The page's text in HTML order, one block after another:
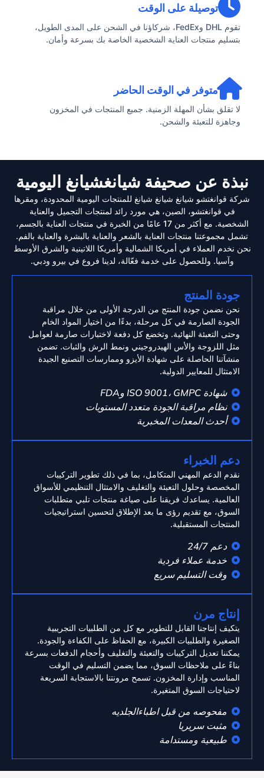
توصيلة على الوقت
تقوم DHL وFedEx، شركاؤنا في الشحن على المدى الطويل،
بتسليم منتجات العناية الشخصية الخاصة بك بسرعة وأمان.
متوفر في الوقت الحاضر
لا تقلق بشأن المهلة الزمنية. جميع المنتجات في المخزون
وجاهزة للتعبئة والشحن.
نبذة عن صحيفة شيانغشيانغ اليومية
شركة قوانغتشو شيانغ شيانغ شيانغ للمنتجات اليومية المحدودة، ومقرها
في قوانغتشو، الصين، هي مورد رائد لمنتجات التجميل والعناية
الشخصية. مع أكثر من 17 عامًا من الخبرة في منتجات العناية بالجسم،
تشمل مجموعتنا منتجات العناية بالشعر والعناية بالبشرة والعناية بالفم.
نحن نخدم العملاء في أمريكا الشمالية وأمريكا اللاتينية والشرق الأوسط
وآسيا. وللحصول على خدمة فعّالة، لدينا فروع في بيرو ودبي.
جودة المنتج
نحن نضمن جودة المنتج من الدرجة الأولى من خلال مراقبة
الجودة الصارمة في كل مرحلة، بدءًا من اختيار المواد الخام
وحتى التعبئة النهائية. وتخضع كل دفعة لاختبارات صارمة لعوامل
مثل اللزوجة والأس الهيدروجيني ونمط الرش والثبات. تضمن
منشآتنا الحاصلة على شهادة الأيزو وممارسات التصنيع الجيدة
الامتثال للمعايير الدولية.
شهادة ISO 9001، GMPC وFDA
نظام مراقبة الجودة متعدد المستويات
أحدث المعدات المخبرية
دعم الخبراء
نقدم الدعم المهني المتكامل، بما في ذلك تطوير التركيبات
المخصصة وحلول التعبئة والتغليف والامتثال التنظيمي للأسواق
العالمية. يساعدك فريقنا على صياغة منتجات تلبي متطلبات
السوق، مع تقديم رؤى ما بعد الإطلاق لتحسين استراتيجيات
المنتجات المستقبلية.
دعم 24/7
خدمة عملاء فردية
وقت التسليم سريع
إنتاج مرن
يتكيف إنتاجنا القابل للتطوير مع كل من الطلبيات التجريبية
الصغيرة والطلبيات الكبيرة، مع الحفاظ على الكفاءة والجودة.
يمكننا تعديل التركيبات والتعبئة والتغليف وأحجام الدفعات بسرعة
بناءً على ملاحظات السوق، مما يضمن التسليم في الوقت
المناسب وإدارة المخزون. تسمح مرونتنا بالاستجابة السريعة
لاحتياجات السوق المتغيرة.
مفحوصه من قبل اطباءالجلديه
مثبت سريريا
طبيعية ومستدامة